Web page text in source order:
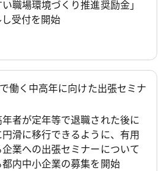
職場環境づくり推進奨励金」
受付を開始
く中高年に向けた出張セミナ
者が定年等で退職された後に
滑に移行できるように、有用
業への出張セミナーについて
内中小企業の募集を開始